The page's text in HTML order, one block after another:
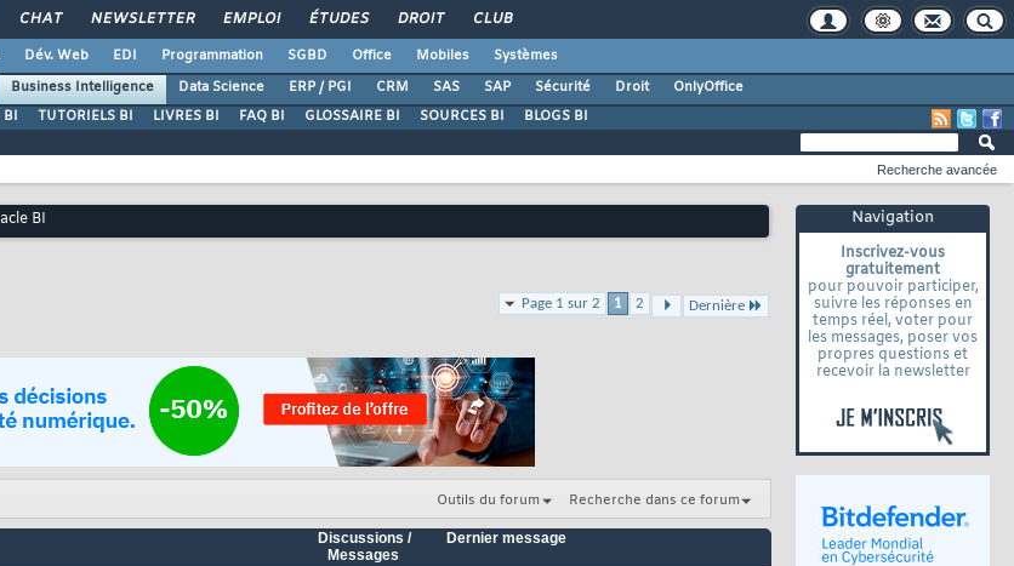
CHAT NEWSLETTER EMPLOI ÉTUDES DROIT CLUB
Dév. Web EDI Programmation SGBD Office Mobiles
Systèmes
Business Intelligence Data Science ERP / PGI CRM SAS SAP Sécurité Droit
OnlyOffice
BI TUTORIELS BI LIVRES BI FAQ BI GLOSSAIRE BI SOURCES BI BLOGS BI
Recherche avancée
BI Navigation
Inscrivez-vous
gratuitement
pour pouvoir participer,
suivre les réponses en
temps réel, voter pour
les messages, poser vos
propres questions et
recevoir la newsletter
Page 1 sur 2 1 2 Dernière
Outils du forum Recherche dans ce forum
Discussions /
Messages
Dernier message